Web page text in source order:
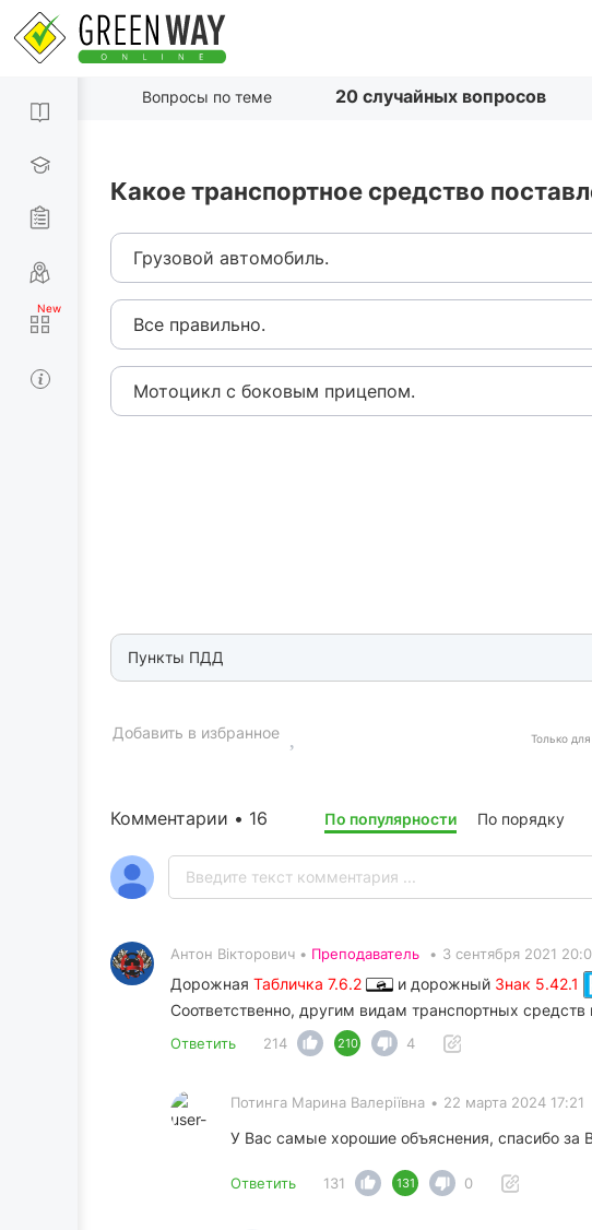
Вопросы по теме 20 случайных вопросов
Какое транспортное средство
Грузовой автомобиль.
Все правильно.
Мотоцикл с боковым прицепом.
Пункты ПДД
Только
Добавить в избранное
Комментарии • 16 По популярности По порядку
Антон Вікторович • Преподаватель • 3 сентября 2021
Дорожная Табличка 7.6.2 и дорожный Знак 5.42.1
Соответственно, другим видам транспортных
Ответить 214 210 4
Потинга Марина Валеріївна • 22 марта 2024 17:21
У Вас самые хорошие объяснения, спасибо за
Ответить 131 131 0